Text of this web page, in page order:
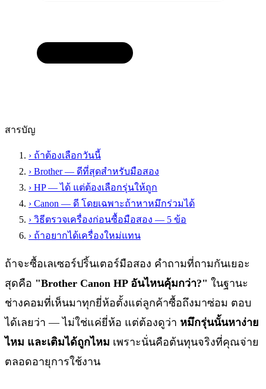
สารบัญ
› ถ้าต้องเลือกวันนี้
› Brother — ดีที่สุดสำหรับมือสอง
› HP — ได้ แต่ต้องเลือกรุ่นให้ถูก
› Canon — ดี โดยเฉพาะถ้าหาหมึกร่วมได้
› วิธีตรวจเครื่องก่อนซื้อมือสอง — 5 ข้อ
› ถ้าอยากได้เครื่องใหม่แทน
ถ้าจะซื้อเลเซอร์ปริ้นเตอร์มือสอง คำถามที่ถามกันเยอะ
สุดคือ "Brother Canon HP อันไหนคุ้มกว่า?" ในฐานะ
ช่างคอมที่เห็นมาทุกยี่ห้อตั้งแต่ลูกค้าซื้อถึงมาซ่อม ตอบ
ได้เลยว่า — ไม่ใช่แค่ยี่ห้อ แต่ต้องดูว่า หมึกรุ่นนั้นหาง่าย
ไหม และเติมได้ถูกไหม เพราะนั่นคือต้นทุนจริงที่คุณจ่าย
ตลอดอายุการใช้งาน